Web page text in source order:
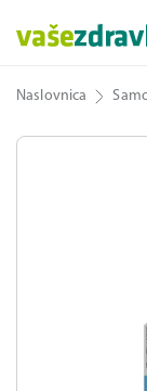
Naslovnica